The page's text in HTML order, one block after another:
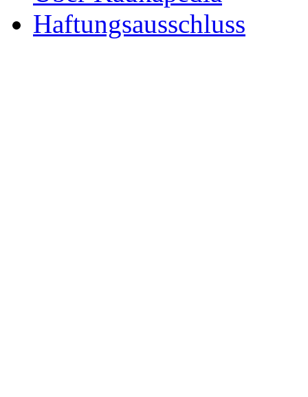
Haftungsausschluss